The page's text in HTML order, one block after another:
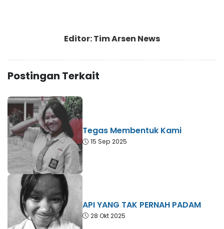
Editor: Tim Arsen News
Postingan Terkait
Tegas Membentuk Kami
15 Sep 2025
API YANG TAK PERNAH PADAM
28 Okt 2025